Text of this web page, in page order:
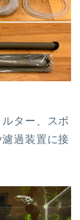
ター、スポ
過装置に接